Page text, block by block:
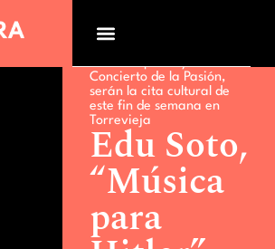
Actualidad >
Carlos Hipólito y el
Concierto de la Pasión,
serán la cita cultural de
este fin de semana en
Torrevieja
Edu Soto,
“Música
para